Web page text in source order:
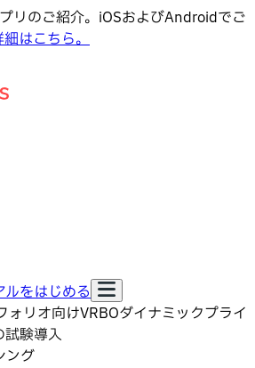
リのご紹介。iOSおよびAndroidでご
細はこちら。
ルをはじめる
ォリオ向けVRBOダイナミックプライ
試験導入
ング